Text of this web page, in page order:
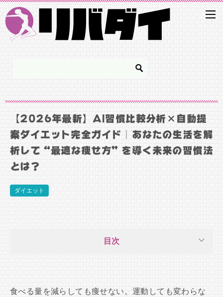
【2026年最新】AI習慣比較分析×自動提
案ダイエット完全ガイド｜あなたの生活を解
析して“最適な痩せ方”を導く未来の習慣法
とは？
ダイエット
目次
食べる量を減らしても痩せない。運動しても変わらな